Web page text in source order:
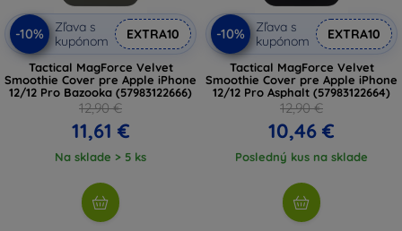
-10%
Zľava s
kupónom
EXTRA10
Tactical MagForce Velvet
Smoothie Cover pre Apple iPhone
12/12 Pro Bazooka (57983122666)
12,90 €
11,61 €
Na sklade > 5 ks
-10%
Zľava s
kupónom
EXTRA10
Tactical MagForce Velvet
Smoothie Cover pre Apple iPhone
12/12 Pro Asphalt (57983122664)
12,90 €
10,46 €
Posledný kus na sklade